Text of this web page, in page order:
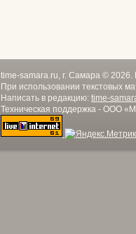
time-samara.ru, г. Самара ©
При использовании текстовых
Написать в редакцию: time-
Техническая поддержка - ООО